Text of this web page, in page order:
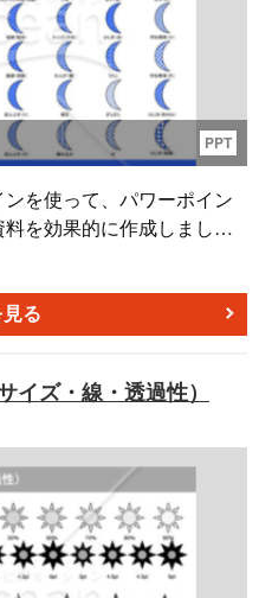
PPT
を使って、パワーポイン
を効果的に作成しましょ
メッセージに合わせて活用
ションやクリエイティブ
料でダウンロードして、
る
ズ・線・透過性）